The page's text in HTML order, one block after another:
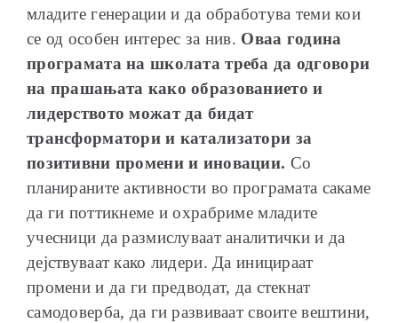
младите генерации и да обработува теми кои
се од особен интерес за нив. Оваа година
програмата на школата треба да одговори
на прашањата како образованието и
лидерството можат да бидат
трансформатори и катализатори за
позитивни промени и иновации. Со
планираните активности во програмата сакаме
да ги поттикнеме и охрабриме младите
учесници да размислуваат аналитички и да
дејствуваат како лидери. Да иницираат
промени и да ги предводат, да стекнат
самодоверба, да ги развиваат своите вештини,